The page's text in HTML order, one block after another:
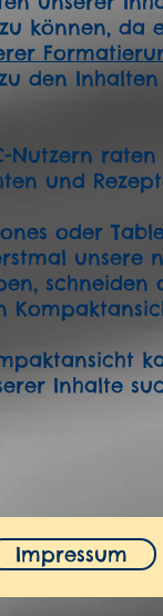
können, da
den
Nutzern
und
oder
unsere
schneiden
Inhalte
Impressum